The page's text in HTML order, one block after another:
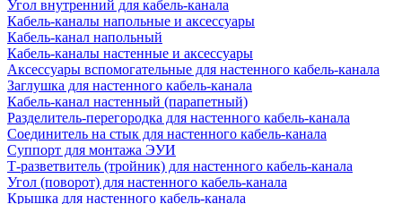
Угол внутренний для кабель-канала
Кабель-каналы напольные и аксессуары
Кабель-канал напольный
Кабель-каналы настенные и аксессуары
Аксессуары вспомогательные для настенного кабель-канала
Заглушка для настенного кабель-канала
Кабель-канал настенный (парапетный)
Разделитель-перегородка для настенного кабель-канала
Соединитель на стык для настенного кабель-канала
Суппорт для монтажа ЭУИ
Т-разветвитель (тройник) для настенного кабель-канала
Угол (поворот) для настенного кабель-канала
Крышка для настенного кабель-канала